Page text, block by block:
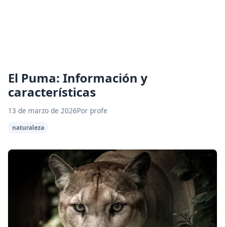
El Puma: Información y
características
13 de marzo de 2026Por profe
naturaleza